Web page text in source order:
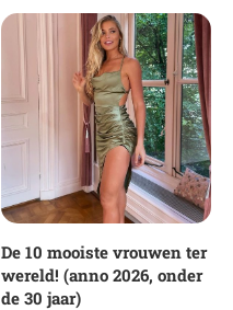
De 10 mooiste vrouwen ter
wereld! (anno 2026, onder
de 30 jaar)